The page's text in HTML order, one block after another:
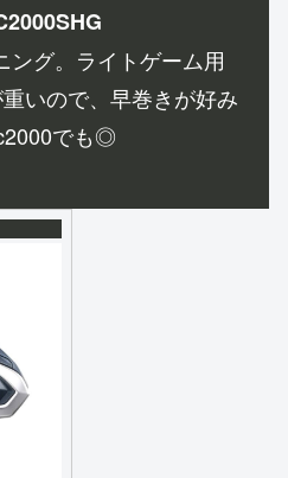
ング。ライトゲーム用
いので、早巻きが好み
でも◎